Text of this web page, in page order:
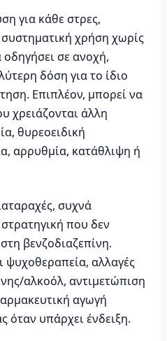
για κάθε στρες,
χρήση χωρίς
σε ανοχή,
δόση για το ίδιο
Επιπλέον, μπορεί να
χρειάζονται άλλη
θυρεοειδική
αρρυθμία, κατάθλιψη ή
συχνά
που δεν
βενζοδιαζεπίνη.
ψυχοθεραπεία, αλλαγές
αλκοόλ, αντιμετώπιση
αγωγή
όταν υπάρχει ένδειξη.